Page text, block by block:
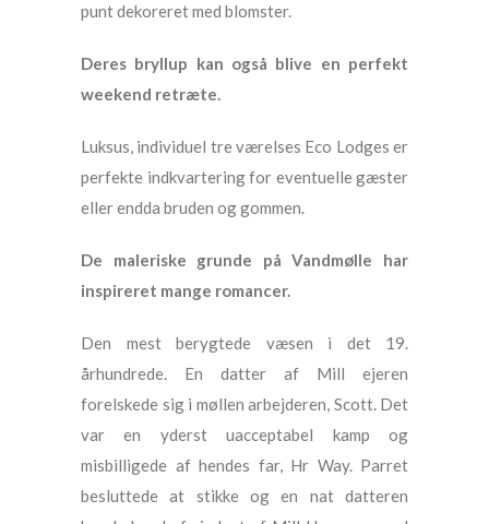
punt dekoreret med blomster.
Deres bryllup kan også blive en perfekt
weekend retræte.
Luksus, individuel tre værelses Eco Lodges er
perfekte indkvartering for eventuelle gæster
eller endda bruden og gommen.
De maleriske grunde på Vandmølle har
inspireret mange romancer.
Den mest berygtede væsen i det 19.
århundrede. En datter af Mill ejeren
forelskede sig i møllen arbejderen, Scott. Det
var en yderst uacceptabel kamp og
misbilligede af hendes far, Hr Way. Parret
besluttede at stikke og en nat datteren